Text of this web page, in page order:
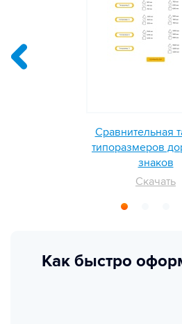
Сравнительная
типоразмеров
знаков
Скачать
Как быстро